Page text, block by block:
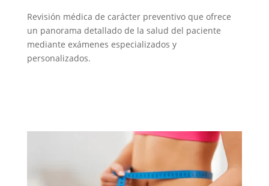
Revisión médica de carácter preventivo que ofrece
un panorama detallado de la salud del paciente
mediante exámenes especializados y
personalizados.